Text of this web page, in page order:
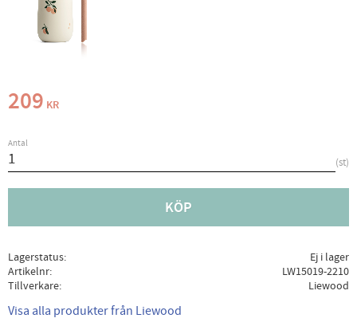
209 KR
Antal
st
KÖP
Lagerstatus
Ej i lager
Artikelnr
LW15019-2210
Tillverkare
Liewood
Visa alla produkter från Liewood